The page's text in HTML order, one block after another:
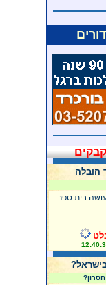
הובלה
בית ספר
חסרון?